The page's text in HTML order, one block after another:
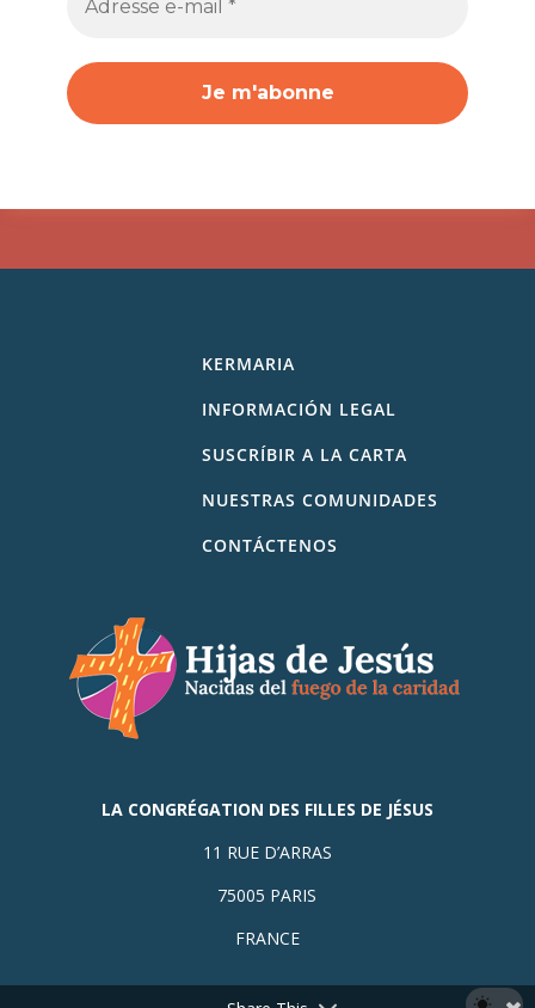
KERMARIA
INFORMACIÓN LEGAL
SUSCRÍBIR A LA CARTA
NUESTRAS COMUNIDADES
CONTÁCTENOS
LA CONGRÉGATION DES FILLES DE JÉSUS
11 RUE D’ARRAS
75005 PARIS
FRANCE